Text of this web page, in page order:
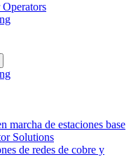
marcha de estaciones base
Solutions
de redes de cobre y